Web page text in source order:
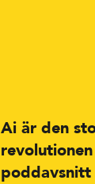
Ai är den